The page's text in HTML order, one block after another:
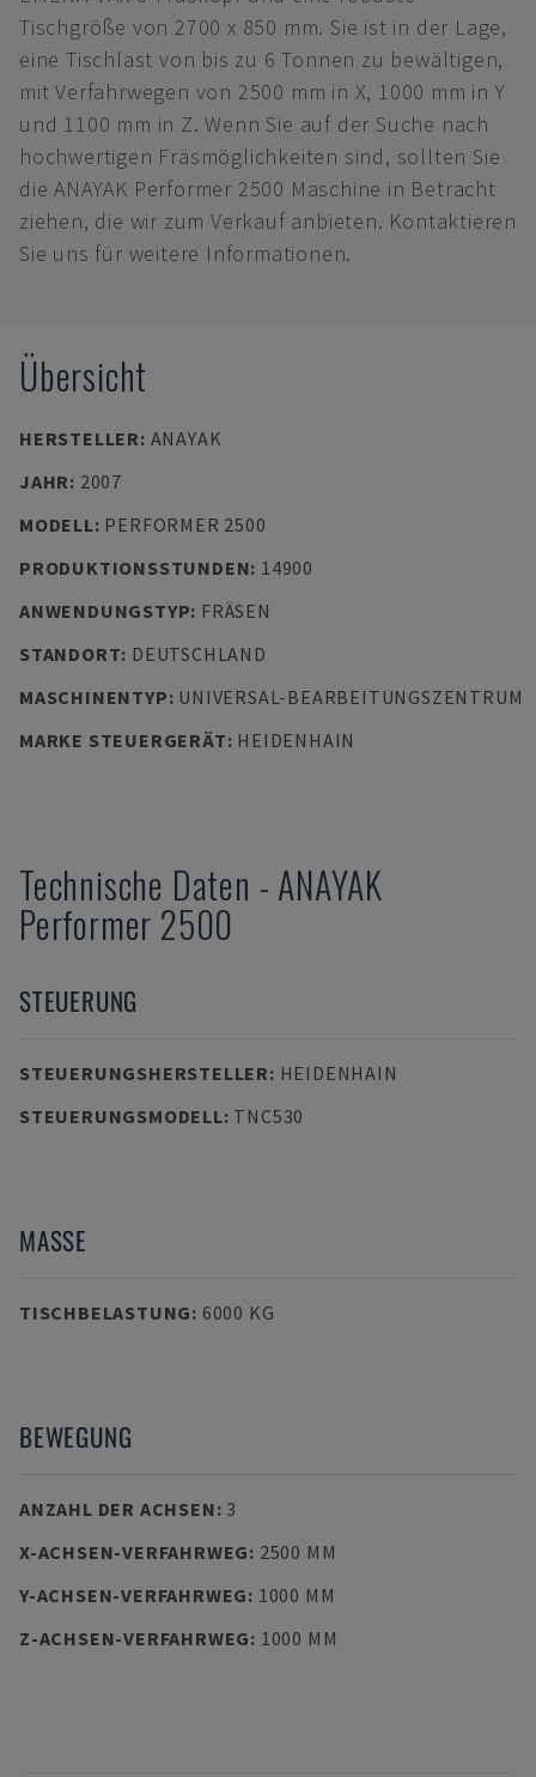
Tischgröße von 2700 x 850 mm. Sie ist in der Lage,
eine Tischlast von bis zu 6 Tonnen zu bewältigen,
mit Verfahrwegen von 2500 mm in X, 1000 mm in Y
und 1100 mm in Z. Wenn Sie auf der Suche nach
hochwertigen Fräsmöglichkeiten sind, sollten Sie
die ANAYAK Performer 2500 Maschine in Betracht
ziehen, die wir zum Verkauf anbieten. Kontaktieren
Sie uns für weitere Informationen.
Übersicht
HERSTELLER: ANAYAK
JAHR: 2007
MODELL: PERFORMER 2500
PRODUKTIONSSTUNDEN: 14900
ANWENDUNGSTYP: FRÄSEN
STANDORT: DEUTSCHLAND
MASCHINENTYP: UNIVERSAL-BEARBEITUNGSZENTRUM
MARKE STEUERGERÄT: HEIDENHAIN
Technische Daten - ANAYAK
Performer 2500
STEUERUNG
STEUERUNGSHERSTELLER: HEIDENHAIN
STEUERUNGSMODELL: TNC530
MASSE
TISCHBELASTUNG: 6000 KG
BEWEGUNG
ANZAHL DER ACHSEN: 3
X-ACHSEN-VERFAHRWEG: 2500 MM
Y-ACHSEN-VERFAHRWEG: 1000 MM
Z-ACHSEN-VERFAHRWEG: 1000 MM